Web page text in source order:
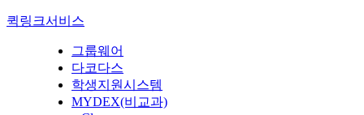
퀵링크서비스
그룹웨어
다코다스
학생지원시스템
MYDEX(비교과)